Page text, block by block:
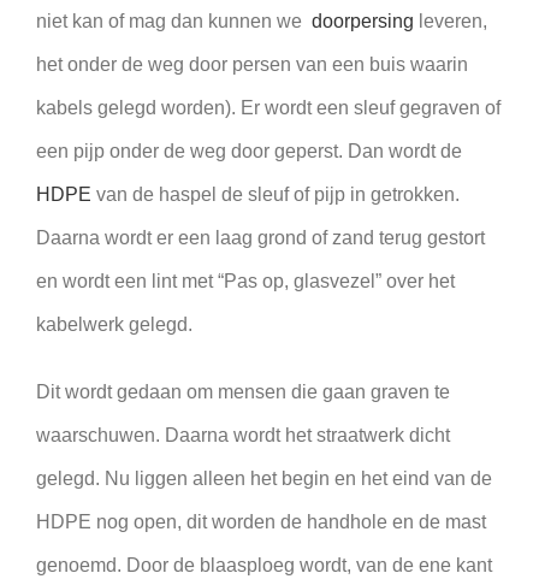
niet kan of mag dan kunnen we doorpersing leveren,
het onder de weg door persen van een buis waarin
kabels gelegd worden). Er wordt een sleuf gegraven of
een pijp onder de weg door geperst. Dan wordt de
HDPE van de haspel de sleuf of pijp in getrokken.
Daarna wordt er een laag grond of zand terug gestort
en wordt een lint met “Pas op, glasvezel” over het
kabelwerk gelegd.
Dit wordt gedaan om mensen die gaan graven te
waarschuwen. Daarna wordt het straatwerk dicht
gelegd. Nu liggen alleen het begin en het eind van de
HDPE nog open, dit worden de handhole en de mast
genoemd. Door de blaasploeg wordt, van de ene kant